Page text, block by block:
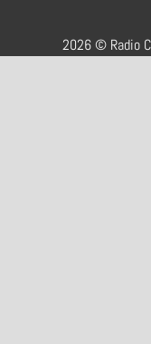
2026 © Radio